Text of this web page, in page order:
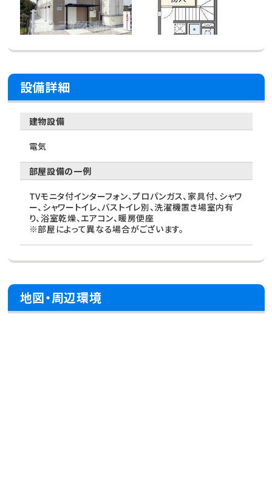
設備詳細
建物設備
電気
部屋設備の一例
TVモニタ付インターフォン、プロパンガス、家具付、シャワ
ー、シャワートイレ、バストイレ別、洗濯機置き場室内有
り、浴室乾燥、エアコン、暖房便座
※部屋によって異なる場合がございます。
地図・周辺環境